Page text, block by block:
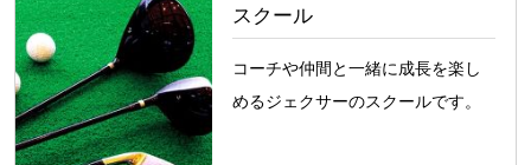
スクール
コーチや仲間と一緒に成長を楽し
めるジェクサーのスクールです。